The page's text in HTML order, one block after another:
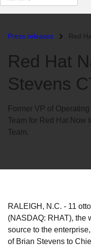
lingua
Press releases Red
Red Hat
Stevens
Former VP of
Team for Red Hat Now
Team.
RALEIGH, N.C. - 11
(NASDAQ: RHAT), the
source to the
of Brian Stevens to